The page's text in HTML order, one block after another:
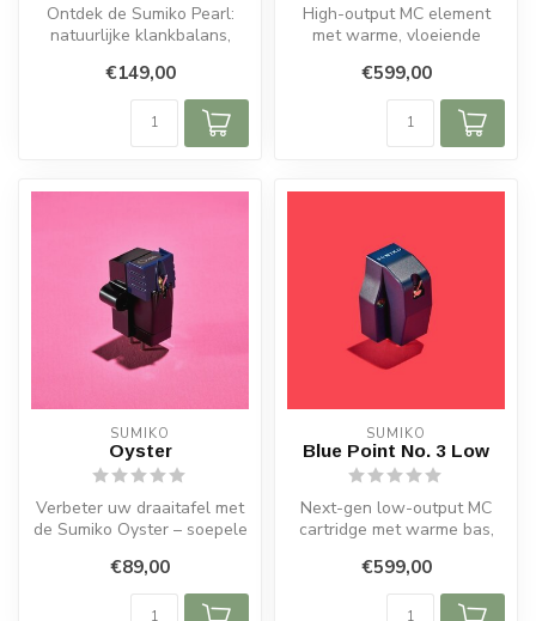
Ontdek de Sumiko Pearl:
natuurlijke klankbalans,
compat...
€149,00
High-output MC element
met warme, vloeiende
resonantiecon...
€599,00
SUMIKO
Oyster
Verbeter uw draaitafel met
de Sumiko Oyster – soepele
€89,00
SUMIKO
Blue Point No. 3 Low
Next-gen low-output MC
cartridge met warme bas,
reso...
€599,00